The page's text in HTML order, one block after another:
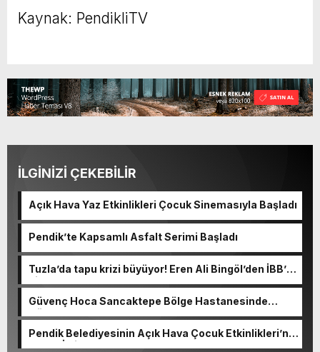
Kaynak: PendikliTV
İLGİNİZİ ÇEKEBİLİR
Açık Hava Yaz Etkinlikleri Çocuk Sinemasıyla Başladı
Pendik’te Kapsamlı Asfalt Serimi Başladı
Tuzla’da tapu krizi büyüyor! Eren Ali Bingöl’den İBB’ye
dikkat çeken sorular
Güvenç Hoca Sancaktepe Bölge Hastanesinde
Göreve Başladı
Pendik Belediyesinin Açık Hava Çocuk Etkinlikleri’ne
Yoğun İlgi